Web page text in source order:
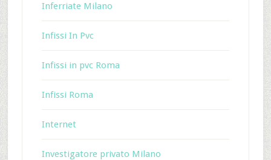
Inferriate Milano
Infissi In Pvc
Infissi in pvc Roma
Infissi Roma
Internet
Investigatore privato Milano